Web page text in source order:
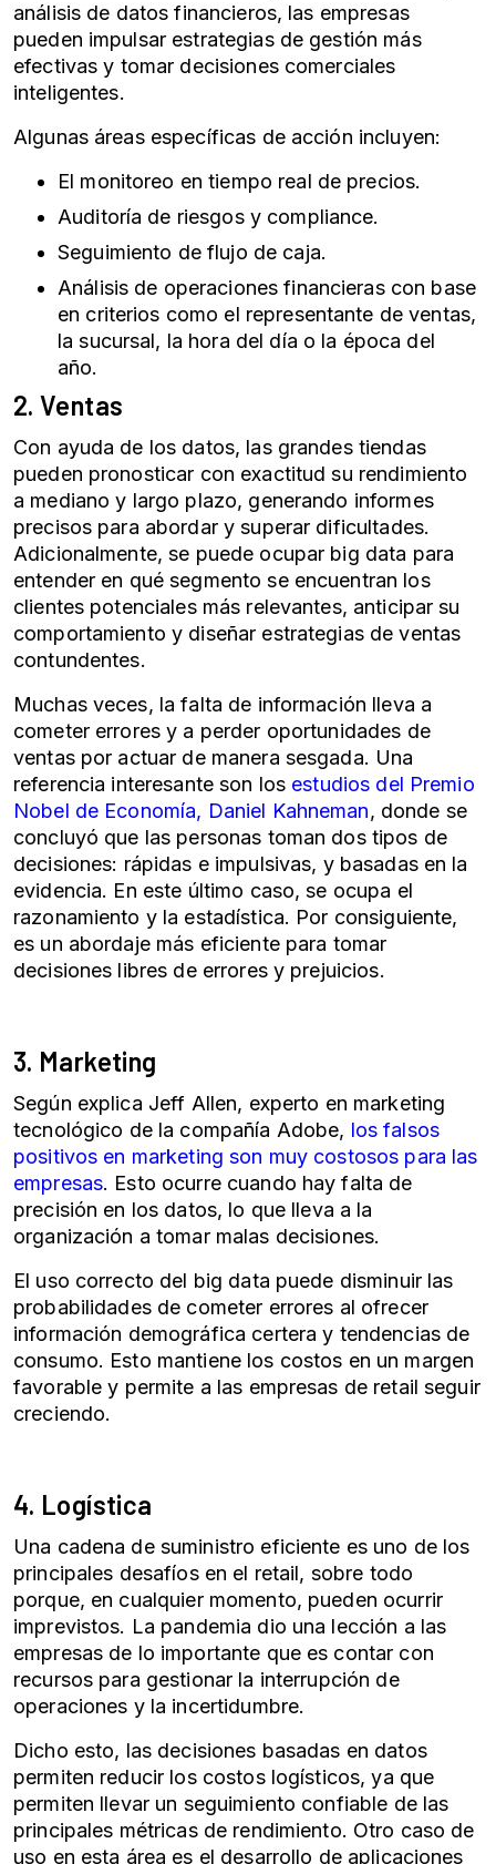
análisis de datos financieros, las empresas
pueden impulsar estrategias de gestión más
efectivas y tomar decisiones comerciales
inteligentes.
Algunas áreas específicas de acción incluyen:
El monitoreo en tiempo real de precios.
Auditoría de riesgos y compliance.
Seguimiento de flujo de caja.
Análisis de operaciones financieras con base
en criterios como el representante de ventas,
la sucursal, la hora del día o la época del
año.
2. Ventas
Con ayuda de los datos, las grandes tiendas
pueden pronosticar con exactitud su rendimiento
a mediano y largo plazo, generando informes
precisos para abordar y superar dificultades.
Adicionalmente, se puede ocupar big data para
entender en qué segmento se encuentran los
clientes potenciales más relevantes, anticipar su
comportamiento y diseñar estrategias de ventas
contundentes.
Muchas veces, la falta de información lleva a
cometer errores y a perder oportunidades de
ventas por actuar de manera sesgada. Una
referencia interesante son los estudios del Premio
Nobel de Economía, Daniel Kahneman, donde se
concluyó que las personas toman dos tipos de
decisiones: rápidas e impulsivas, y basadas en la
evidencia. En este último caso, se ocupa el
razonamiento y la estadística. Por consiguiente,
es un abordaje más eficiente para tomar
decisiones libres de errores y prejuicios.
3. Marketing
Según explica Jeff Allen, experto en marketing
tecnológico de la compañía Adobe, los falsos
positivos en marketing son muy costosos para las
empresas. Esto ocurre cuando hay falta de
precisión en los datos, lo que lleva a la
organización a tomar malas decisiones.
El uso correcto del big data puede disminuir las
probabilidades de cometer errores al ofrecer
información demográfica certera y tendencias de
consumo. Esto mantiene los costos en un margen
favorable y permite a las empresas de retail seguir
creciendo.
4. Logística
Una cadena de suministro eficiente es uno de los
principales desafíos en el retail, sobre todo
porque, en cualquier momento, pueden ocurrir
imprevistos. La pandemia dio una lección a las
empresas de lo importante que es contar con
recursos para gestionar la interrupción de
operaciones y la incertidumbre.
Dicho esto, las decisiones basadas en datos
permiten reducir los costos logísticos, ya que
permiten llevar un seguimiento confiable de las
principales métricas de rendimiento. Otro caso de
uso en esta área es el desarrollo de aplicaciones